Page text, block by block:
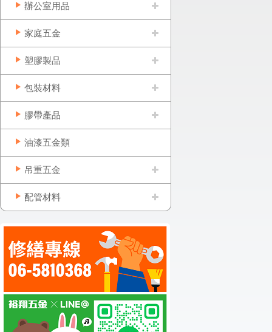
辦公室用品
家庭五金
塑膠製品
包裝材料
膠帶產品
油漆五金類
吊重五金
配管材料